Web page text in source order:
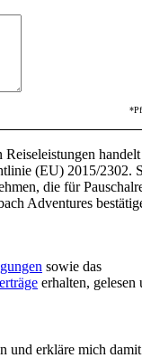
handelt
(EU) 2015/2302.
die für
Adventures
sowie das
erhalten, gelesen
und erkläre mich damit